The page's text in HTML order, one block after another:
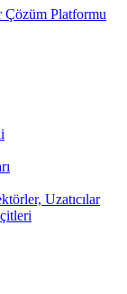
Çözüm Platformu
Uzatıcılar